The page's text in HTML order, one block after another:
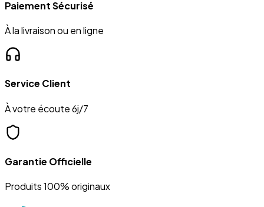
Paiement Sécurisé
À la livraison ou en ligne
Service Client
À votre écoute 6j/7
Garantie Officielle
Produits 100% originaux